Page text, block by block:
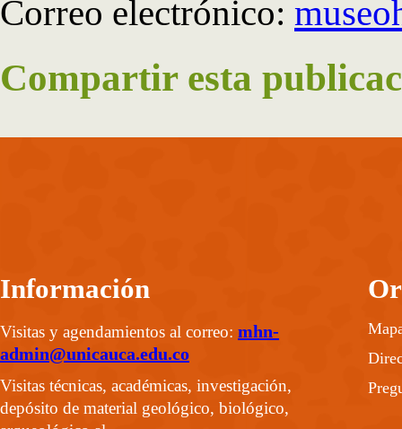
Correo electrónico:
Compartir esta
Información
Visitas y agendamientos al correo: mhn-
admin@unicauca.edu.co
Visitas técnicas, académicas, investigación,
depósito de material geológico, biológico,